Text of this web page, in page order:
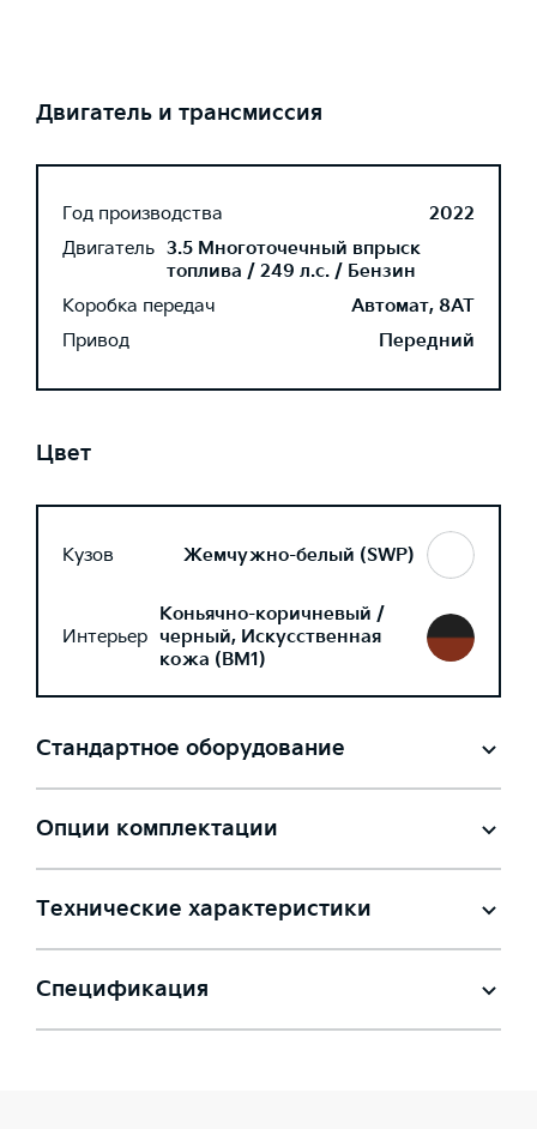
Двигатель и трансмиссия
Год производства
2022
Двигатель 3.5 Многоточечный впрыск
топлива / 249 л.с. / Бензин
Коробка передач
Автомат, 8AT
Привод
Передний
Цвет
Кузов Жемчужно-белый (SWP)
Интерьер
Коньячно-коричневый /
черный, Искусственная
кожа (BM1)
Стандартное оборудование
Опции комплектации
Технические характеристики
Спецификация